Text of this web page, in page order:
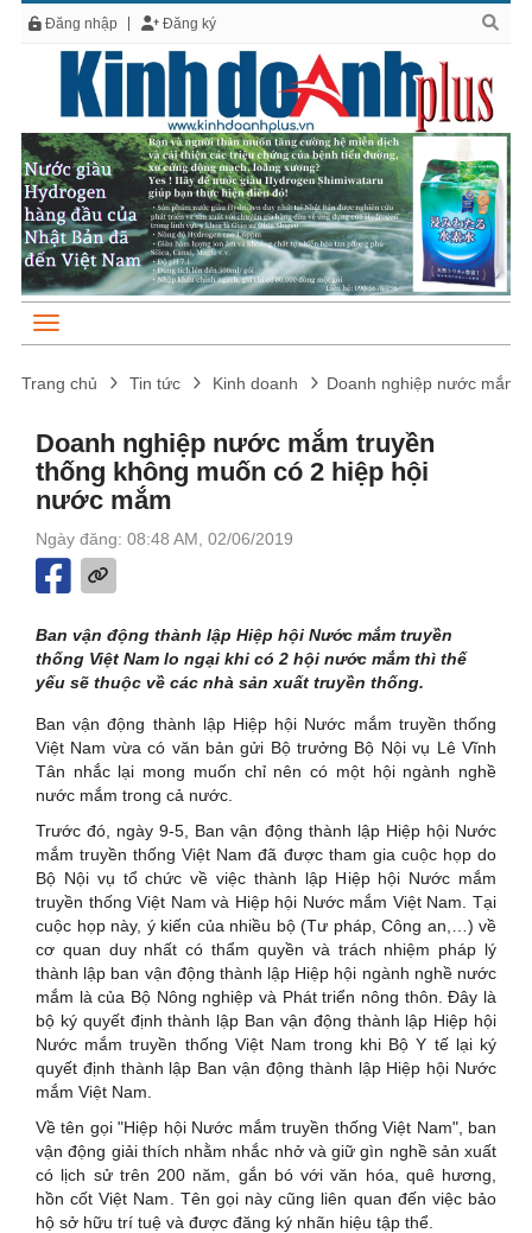
Đăng nhập Đăng ký
Trang chủ Tin tức Kinh doanh Doanh nghiệp nước mắm
Doanh nghiệp nước mắm truyền
thống không muốn có 2 hiệp hội
nước mắm
Ngày đăng: 08:48 AM, 02/06/2019
Ban vận động thành lập Hiệp hội Nước mắm truyền
thống Việt Nam lo ngại khi có 2 hội nước mắm thì thế
yếu sẽ thuộc về các nhà sản xuất truyền thống.
Ban vận động thành lập Hiệp hội Nước mắm truyền thống
Việt Nam vừa có văn bản gửi Bộ trưởng Bộ Nội vụ Lê Vĩnh
Tân nhắc lại mong muốn chỉ nên có một hội ngành nghề
nước mắm trong cả nước.
Trước đó, ngày 9-5, Ban vận động thành lập Hiệp hội Nước
mắm truyền thống Việt Nam đã được tham gia cuộc họp do
Bộ Nội vụ tổ chức về việc thành lập Hiệp hội Nước mắm
truyền thống Việt Nam và Hiệp hội Nước mắm Việt Nam. Tại
cuộc họp này, ý kiến của nhiều bộ (Tư pháp, Công an,…) về
cơ quan duy nhất có thẩm quyền và trách nhiệm pháp lý
thành lập ban vận động thành lập Hiệp hội ngành nghề nước
mắm là của Bộ Nông nghiệp và Phát triển nông thôn. Đây là
bộ ký quyết định thành lập Ban vận động thành lập Hiệp hội
Nước mắm truyền thống Việt Nam trong khi Bộ Y tế lại ký
quyết định thành lập Ban vận động thành lập Hiệp hội Nước
mắm Việt Nam.
Về tên gọi "Hiệp hội Nước mắm truyền thống Việt Nam", ban
vận động giải thích nhằm nhắc nhở và giữ gìn nghề sản xuất
có lịch sử trên 200 năm, gắn bó với văn hóa, quê hương,
hồn cốt Việt Nam. Tên gọi này cũng liên quan đến việc bảo
hộ sở hữu trí tuệ và được đăng ký nhãn hiệu tập thể.